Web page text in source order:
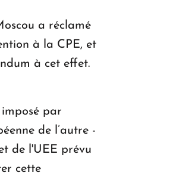
a réclamé
à la CPE, et
à cet effet.
par
de l’autre -
de l'UEE prévu
cette